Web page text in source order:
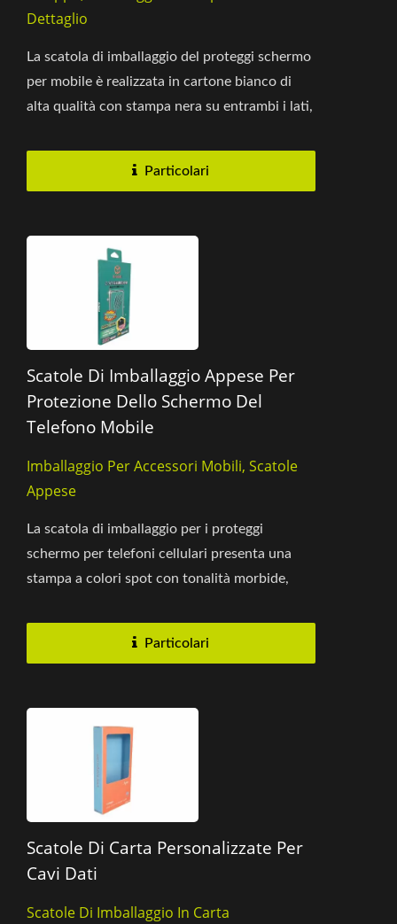
Dettaglio
La scatola di imballaggio del proteggi schermo
per mobile è realizzata in cartone bianco di
alta qualità con stampa nera su entrambi i lati,
Particolari
Scatole Di Imballaggio Appese Per
Protezione Dello Schermo Del
Telefono Mobile
Imballaggio Per Accessori Mobili, Scatole
Appese
La scatola di imballaggio per i proteggi
schermo per telefoni cellulari presenta una
stampa a colori spot con tonalità morbide,
Particolari
Scatole Di Carta Personalizzate Per
Cavi Dati
Scatole Di Imballaggio In Carta